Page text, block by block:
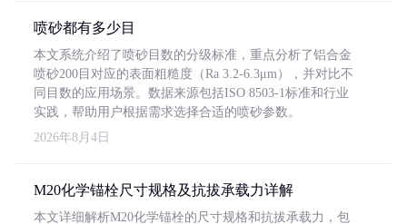
喷砂都有多少目
本文系统介绍了喷砂目数的分级标准，重点分析了铝合金
喷砂200目对应的表面粗糙度（Ra 3.2-6.3μm），并对比不
同目数的应用场景。数据来源包括ISO 8503-1标准和行业
实践，帮助用户根据需求选择合适的喷砂参数。
2026年8月4日
M20化学锚栓尺寸规格及抗拔承载力详解
本文详细解析M20化学锚栓的尺寸规格和抗拔承载力，包